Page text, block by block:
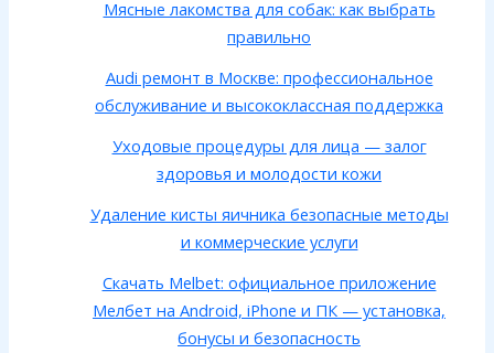
Мясные лакомства для собак: как выбрать
правильно
Audi ремонт в Москве: профессиональное
обслуживание и высококлассная поддержка
Уходовые процедуры для лица — залог
здоровья и молодости кожи
Удаление кисты яичника безопасные методы
и коммерческие услуги
Скачать Melbet: официальное приложение
Мелбет на Android, iPhone и ПК — установка,
бонусы и безопасность